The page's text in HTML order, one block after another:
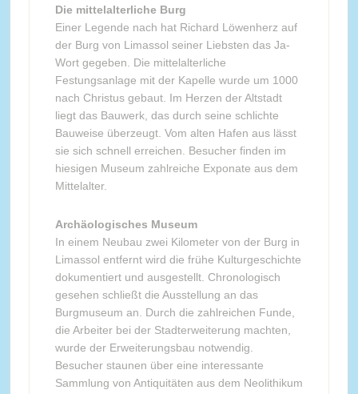
Die mittelalterliche Burg
Einer Legende nach hat Richard Löwenherz auf
der Burg von Limassol seiner Liebsten das Ja-
Wort gegeben. Die mittelalterliche
Festungsanlage mit der Kapelle wurde um 1000
nach Christus gebaut. Im Herzen der Altstadt
liegt das Bauwerk, das durch seine schlichte
Bauweise überzeugt. Vom alten Hafen aus lässt
sie sich schnell erreichen. Besucher finden im
hiesigen Museum zahlreiche Exponate aus dem
Mittelalter.
Archäologisches Museum
In einem Neubau zwei Kilometer von der Burg in
Limassol entfernt wird die frühe Kulturgeschichte
dokumentiert und ausgestellt. Chronologisch
gesehen schließt die Ausstellung an das
Burgmuseum an. Durch die zahlreichen Funde,
die Arbeiter bei der Stadterweiterung machten,
wurde der Erweiterungsbau notwendig.
Besucher staunen über eine interessante
Sammlung von Antiquitäten aus dem Neolithikum